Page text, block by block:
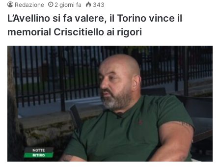
Redazione 2 giorni fa 343
L’Avellino si fa valere, il Torino vince il
memorial Criscitiello ai rigori